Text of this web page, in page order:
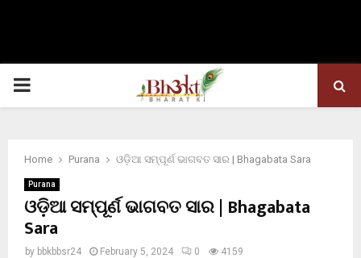
PRIMARY
Home Purana ଓଡ଼ିଆ ସମ୍ପୂର୍ଣ ଭାଗବତ ସାର | Bhagabata Sara
Purana
ଓଡ଼ିଆ ସମ୍ପୂର୍ଣ ଭାଗବତ ସାର | Bhagabata
Sara
by bbkbbsr24 February 5, 2024 0 4159